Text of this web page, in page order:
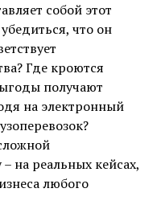
собой этот
что он
Где кроются
получают
на электронный
на реальных кейсах,
любого